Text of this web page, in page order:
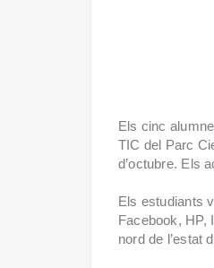
Els cinc
TIC del Parc
d’octubre. Els
Els estudiants
Facebook, HP,
nord de l’estat